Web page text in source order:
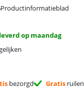
Productinformatieblad
op maandag
bezorgd Gratis ruilen